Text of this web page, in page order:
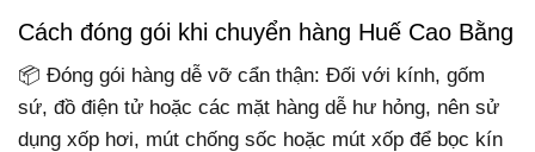
Cách đóng gói khi chuyển hàng Huế Cao Bằng
📦 Đóng gói hàng dễ vỡ cẩn thận: Đối với kính, gốm
sứ, đồ điện tử hoặc các mặt hàng dễ hư hỏng, nên sử
dụng xốp hơi, mút chống sốc hoặc mút xốp để bọc kín